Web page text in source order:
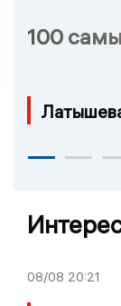
100
08/08 20:21